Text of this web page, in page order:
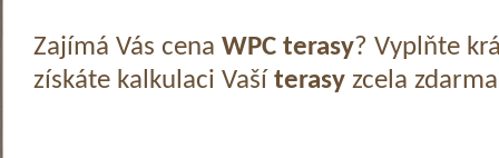
Zajímá Vás cena WPC terasy? Vyplňte
získáte kalkulaci Vaší terasyzcela